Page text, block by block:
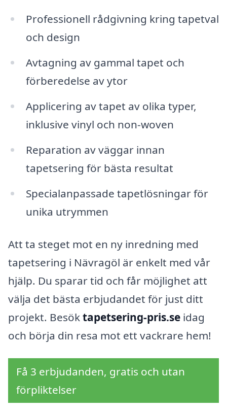
Professionell rådgivning kring tapetval
och design
Avtagning av gammal tapet och
förberedelse av ytor
Applicering av tapet av olika typer,
inklusive vinyl och non-woven
Reparation av väggar innan
tapetsering för bästa resultat
Specialanpassade tapetlösningar för
unika utrymmen
Att ta steget mot en ny inredning med
tapetsering i Nävragöl är enkelt med vår
hjälp. Du sparar tid och får möjlighet att
välja det bästa erbjudandet för just ditt
projekt. Besöktapetsering-pris.se idag
och börja din resa mot ett vackrare hem!
Få 3 erbjudanden, gratis och utan
förpliktelser